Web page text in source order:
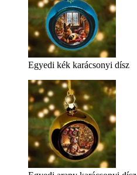
Egyedi kék karácsonyi dísz